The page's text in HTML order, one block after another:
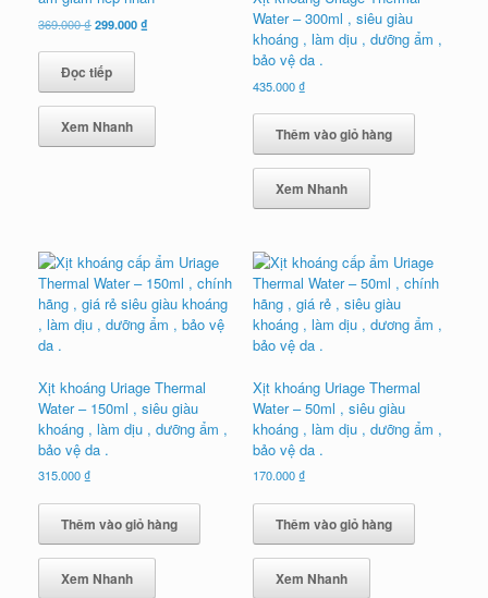
369.000₫Giá
là:
369.000 ₫.
299.000₫
Đọc tiếp
Xem Nhanh
Water – 300ml , siêu giàu
khoáng , làm dịu , dưỡng ẩm ,
bảo vệ da .
435.000₫
Thêm vào giỏ hàng
Xem Nhanh
Xịt khoáng Uriage Thermal
Water – 150ml , siêu giàu
khoáng , làm dịu , dưỡng ẩm ,
bảo vệ da .
315.000₫
Thêm vào giỏ hàng
Xem Nhanh
Xịt khoáng Uriage Thermal
Water – 50ml , siêu giàu
khoáng , làm dịu , dưỡng ẩm ,
bảo vệ da .
170.000₫
Thêm vào giỏ hàng
Xem Nhanh